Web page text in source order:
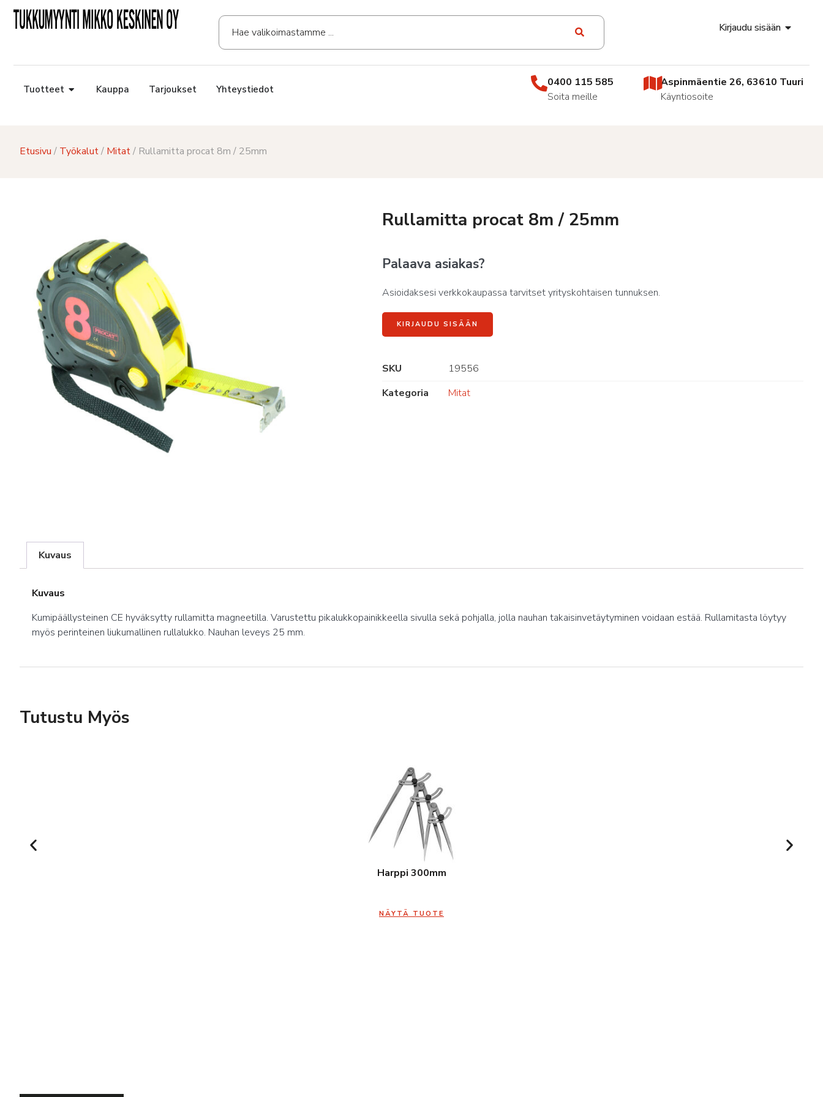
Kirjaudu sisään
Tuotteet Kauppa Tarjoukset Yhteystiedot
0400 115 585
Soita meille
Aspinmäentie 26, 63610 Tuuri
Käyntiosoite
Etusivu / Työkalut/ Mitat/ Rullamitta procat 8m / 25mm
Rullamitta procat 8m / 25mm
Palaava asiakas?
Asioidaksesi verkkokaupassa tarvitset yrityskohtaisen tunnuksen.
KIRJAUDU SISÄÄN
SKU
19556
Kategoria
Mitat
Kuvaus
Kuvaus
Kumipäällysteinen CE hyväksytty rullamitta magneetilla. Varustettu pikalukkopainikkeella sivulla sekä pohjalla, jolla nauhan takaisinvetäytyminen voidaan estää. Rullamitasta löytyy
myös perinteinen liukumallinen rullalukko. Nauhan leveys 25 mm.
Tutustu Myös
Harppi 300mm
NÄYTÄ TUOTE